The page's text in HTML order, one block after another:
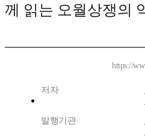
께 읽는 오월상쟁의
https://
저자
발행기관